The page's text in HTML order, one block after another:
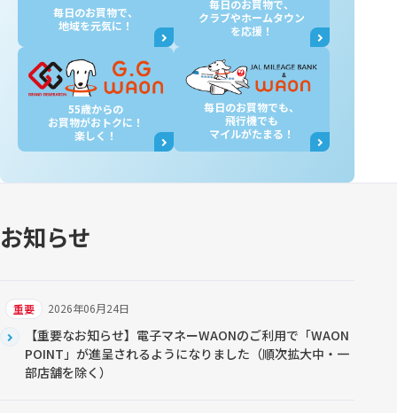
毎日のお買物で、
地域を元気に！
毎日のお買物で、
クラブやホームタウン
を応援！
55歳からの
お買物がおトクに！
楽しく！
毎日のお買物でも、
飛行機でも
マイルがたまる！
お知らせ
2026年06月24日
重要
【重要なお知らせ】電子マネーWAONのご利用で「WAON
POINT」が進呈されるようになりました（順次拡大中・一
部店舗を除く）